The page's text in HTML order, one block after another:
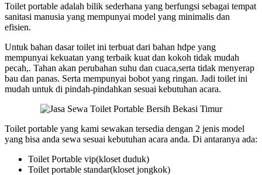
Toilet portable adalah bilik sederhana yang berfungsi sebagai tempat
sanitasi manusia yang mempunyai model yang minimalis dan
efisien.
Untuk bahan dasar toilet ini terbuat dari bahan hdpe yang
mempunyai kekuatan yang terbaik kuat dan kokoh tidak mudah
pecah,. Tahan akan perubahan suhu dan cuaca,serta tidak menyerap
bau dan panas. Serta mempunyai bobot yang ringan. Jadi toilet ini
mudah untuk di pindah-pindahkan sesuai kebutuhan acara.
Toilet portable yang kami sewakan tersedia dengan 2 jenis model
yang bisa anda sewa sesuai kebutuhan acara anda. Di antaranya ada:
Toilet Portable vip(kloset duduk)
Toilet portable standar(kloset jongkok)